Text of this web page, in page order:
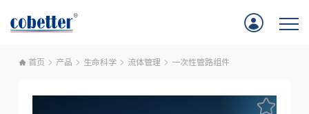
首页
首页 产品 生命科学 流体管理 一次性管路组件